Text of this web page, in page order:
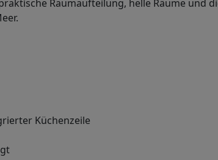
Raumaufteilung, helle Räume und
Küchenzeile